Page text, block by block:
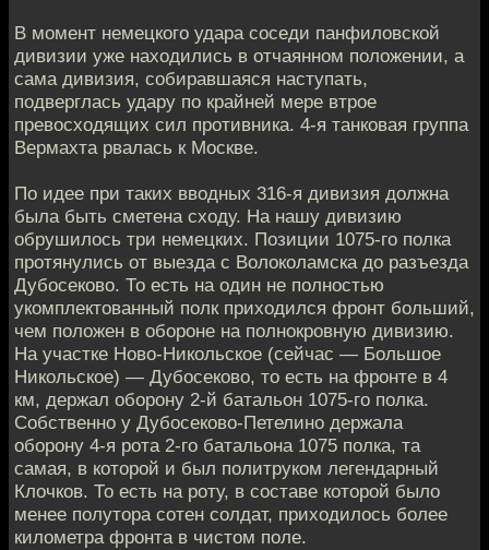
В момент немецкого удара соседи панфиловской
дивизии уже находились в отчаянном положении, а
сама дивизия, собиравшаяся наступать,
подверглась удару по крайней мере втрое
превосходящих сил противника. 4-я танковая группа
Вермахта рвалась к Москве.
По идее при таких вводных 316-я дивизия должна
была быть сметена сходу. На нашу дивизию
обрушилось три немецких. Позиции 1075-го полка
протянулись от выезда с Волоколамска до разъезда
Дубосеково. То есть на один не полностью
укомплектованный полк приходился фронт больший,
чем положен в обороне на полнокровную дивизию.
На участке Ново-Никольское (сейчас — Большое
Никольское) — Дубосеково, то есть на фронте в 4
км, держал оборону 2-й батальон 1075-го полка.
Собственно у Дубосеково-Петелино держала
оборону 4-я рота 2-го батальона 1075 полка, та
самая, в которой и был политруком легендарный
Клочков. То есть на роту, в составе которой было
менее полутора сотен солдат, приходилось более
километра фронта в чистом поле.